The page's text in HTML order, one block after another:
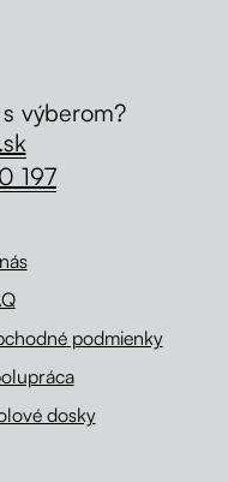
podmienky
dosky
výberom?
197